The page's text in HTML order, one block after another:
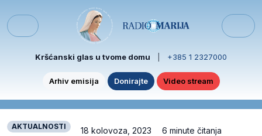
Menu
Kršćanski glas u tvome domu +385 1 2327000
Arhiv emisija Donirajte Video stream
AKTUALNOSTI 18 kolovoza, 2023 6 minute čitanja